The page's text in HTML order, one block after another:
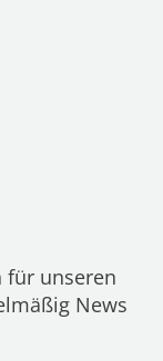
für unseren
News